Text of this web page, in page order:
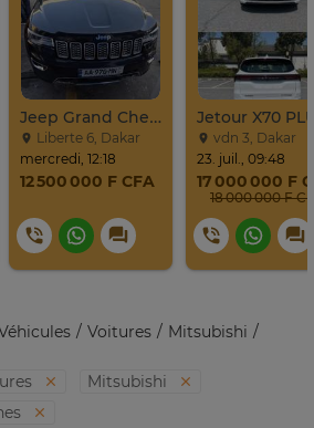
Jeep Grand Cherokee Overland 2019 À Vendre
Liberte 6, Dakar
mercredi, 12:18
12 500 000 F CFA
vdn 3, Dakar
23. juil., 09:48
17 000 000 F
18 000 000 F
Voitures Mitsubishi
Mitsubishi